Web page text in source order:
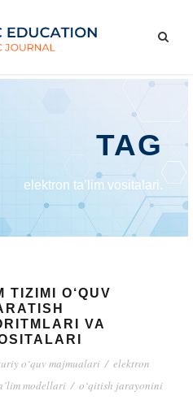
TAG
elektron ta’lim vositalari.
TIZIMI O‘QUV
VA
o‘quv majmualari / elektron
modellari / o‘qitish jarayonini